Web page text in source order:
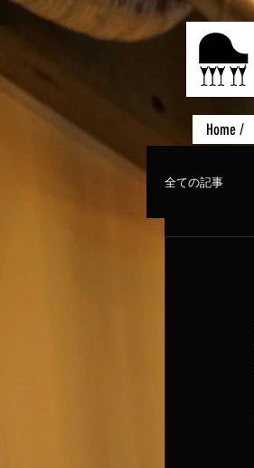
Home /
全ての記事